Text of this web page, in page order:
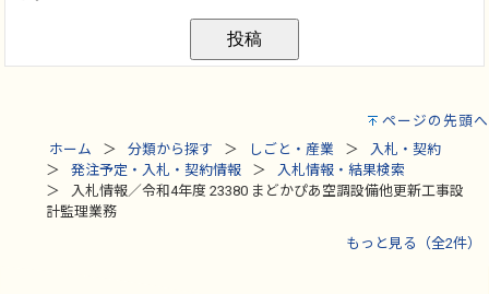
ページの先頭へ
ホーム
分類から探す しごと・産業
入札・契約
発注予定・入札・契約情報
入札情報・結果検索
入札情報／令和4年度 23380 まどかぴあ空調設備他更新工事設
計監理業務
もっと見る（全2件）